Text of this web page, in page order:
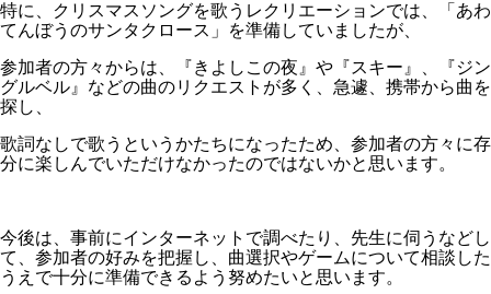
特に、クリスマスソングを歌うレクリエーションでは、「あわ
てんぼうのサンタクロース」を準備していましたが、
参加者の方々からは、『きよしこの夜』や『スキー』、『ジン
グルベル』などの曲のリクエストが多く、急遽、携帯から曲を
探し、
歌詞なしで歌うというかたちになったため、参加者の方々に存
分に楽しんでいただけなかったのではないかと思います。
今後は、事前にインターネットで調べたり、先生に伺うなどし
て、参加者の好みを把握し、曲選択やゲームについて相談した
うえで十分に準備できるよう努めたいと思います。